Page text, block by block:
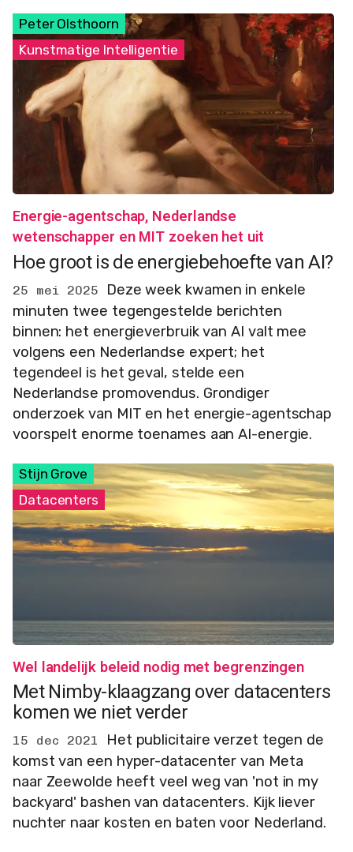
Peter Olsthoorn
Kunstmatige Intelligentie
Energie-agentschap, Nederlandse
wetenschapper en MIT zoeken het uit
Hoe groot is de energiebehoefte van AI?
25 mei 2025
Deze week kwamen in enkele
minuten twee tegengestelde berichten
binnen: het energieverbruik van AI valt mee
volgens een Nederlandse expert; het
tegendeel is het geval, stelde een
Nederlandse promovendus. Grondiger
onderzoek van MIT en het energie-agentschap
voorspelt enorme toenames aan AI-energie.
Stijn Grove
Datacenters
Wel landelijk beleid nodig met begrenzingen
Met Nimby-klaagzang over datacenters
komen we niet verder
15 dec 2021
Het publicitaire verzet tegen de
komst van een hyper-datacenter van Meta
naar Zeewolde heeft veel weg van 'not in my
backyard' bashen van datacenters. Kijk liever
nuchter naar kosten en baten voor Nederland.